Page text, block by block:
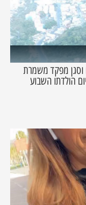
וסגן מפקד משמרת
הולדתו השבוע